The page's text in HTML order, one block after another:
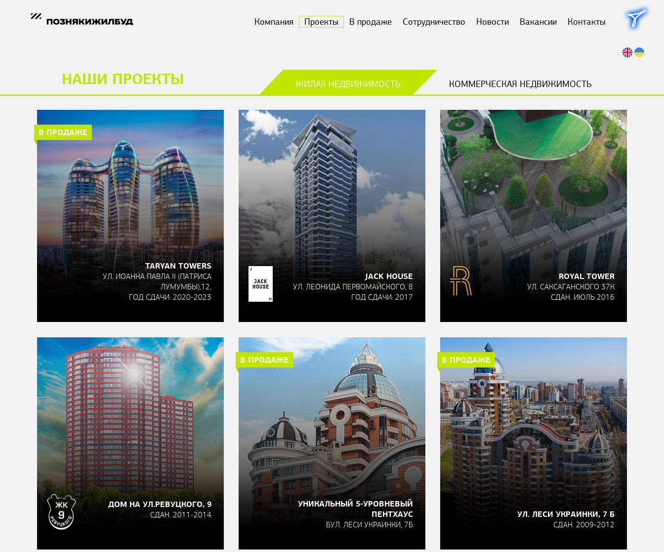
Компания Проекты В продаже Сотрудничество Новости Вакансии Контакты
НАШИ ПРОЕКТЫ ЖИЛАЯ НЕДВИЖИМОСТЬ КОММЕРЧЕСКАЯ НЕДВИЖИМОСТЬ
В ПРОДАЖЕ
TARYAN TOWERS
УЛ. ИОАННА ПАВЛА II (ПАТРИСА
ЛУМУМБЫ),12,
ГОД СДАЧИ: 2020-2023
JACK HOUSE
УЛ. ЛЕОНИДА ПЕРВОМАЙСКОГО, 8
ГОД СДАЧИ: 2017
ROYAL TOWER
УЛ. САКСАГАНСКОГО 37К
СДАН. ИЮЛЬ 2016
ДОМ НА УЛ.РЕВУЦКОГО, 9
СДАН. 2011-2014
В ПРОДАЖЕ
УНИКАЛЬНЫЙ 5-УРОВНЕВЫЙ
ПЕНТХАУС
БУЛ. ЛЕСИ УКРАИНКИ, 7Б
В ПРОДАЖЕ
УЛ. ЛЕСИ УКРАИНКИ, 7 Б
СДАН. 2009-2012